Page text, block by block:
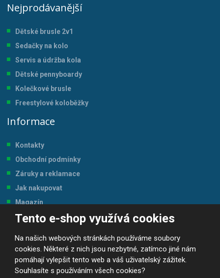
Tento e-shop využívá cookies
Na našich webových stránkách používáme soubory
cookies. Některé z nich jsou nezbytné, zatímco jiné nám
pomáhají vylepšit tento web a váš uživatelský zážitek.
Souhlasíte s používáním všech cookies?
Nejprodávanější
Dětské brusle 2v1
Sedačky na kolo
Servis a údržba kola
Dětské pennyboardy
Kolečkové brusle
Freestylové koloběžky
Informace
Kontakty
Obchodní podmínky
Záruky a reklamace
Jak nakupovat
Magazín
Tabulka velikostí
© 2026, JP-SPORT.CZ SPORTOVNÍ POTŘEBY